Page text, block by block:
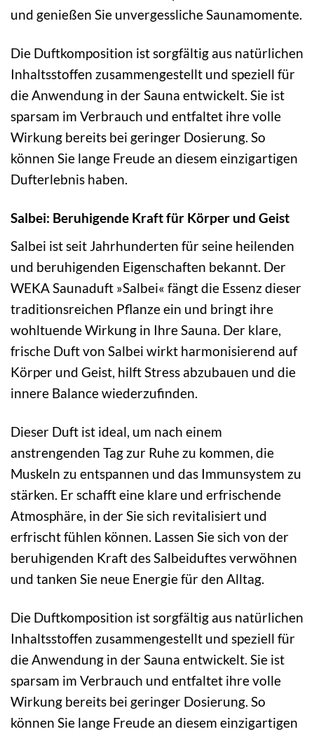
und genießen Sie unvergessliche Saunamomente.
Die Duftkomposition ist sorgfältig aus natürlichen
Inhaltsstoffen zusammengestellt und speziell für
die Anwendung in der Sauna entwickelt. Sie ist
sparsam im Verbrauch und entfaltet ihre volle
Wirkung bereits bei geringer Dosierung. So
können Sie lange Freude an diesem einzigartigen
Dufterlebnis haben.
Salbei: Beruhigende Kraft für Körper und Geist
Salbei ist seit Jahrhunderten für seine heilenden
und beruhigenden Eigenschaften bekannt. Der
WEKA Saunaduft »Salbei« fängt die Essenz dieser
traditionsreichen Pflanze ein und bringt ihre
wohltuende Wirkung in Ihre Sauna. Der klare,
frische Duft von Salbei wirkt harmonisierend auf
Körper und Geist, hilft Stress abzubauen und die
innere Balance wiederzufinden.
Dieser Duft ist ideal, um nach einem
anstrengenden Tag zur Ruhe zu kommen, die
Muskeln zu entspannen und das Immunsystem zu
stärken. Er schafft eine klare und erfrischende
Atmosphäre, in der Sie sich revitalisiert und
erfrischt fühlen können. Lassen Sie sich von der
beruhigenden Kraft des Salbeiduftes verwöhnen
und tanken Sie neue Energie für den Alltag.
Die Duftkomposition ist sorgfältig aus natürlichen
Inhaltsstoffen zusammengestellt und speziell für
die Anwendung in der Sauna entwickelt. Sie ist
sparsam im Verbrauch und entfaltet ihre volle
Wirkung bereits bei geringer Dosierung. So
können Sie lange Freude an diesem einzigartigen